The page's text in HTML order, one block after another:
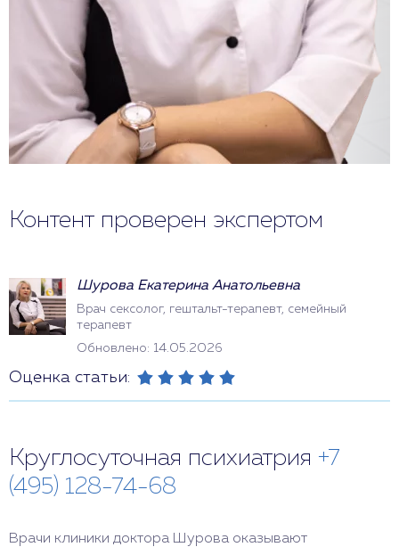
Контент проверен экспертом
Шурова Екатерина Анатольевна
Врач сексолог, гештальт-терапевт, семейный
терапевт
Обновлено: 14.05.2026
Оценка статьи:
Круглосуточная психиатрия +7
(495) 128-74-68
Врачи клиники доктора Шурова оказывают